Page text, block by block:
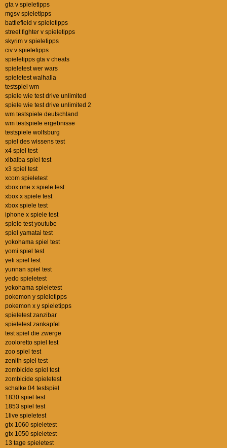
gta v spieletipps
mgsv spieletipps
battlefield v spieletipps
street fighter v spieletipps
skyrim v spieletipps
civ v spieletipps
spieletipps gta v cheats
spieletest wer wars
spieletest walhalla
testspiel wm
spiele wie test drive unlimited
spiele wie test drive unlimited 2
wm testspiele deutschland
wm testspiele ergebnisse
testspiele wolfsburg
spiel des wissens test
x4 spiel test
xibalba spiel test
x3 spiel test
xcom spieletest
xbox one x spiele test
xbox x spiele test
xbox spiele test
iphone x spiele test
spiele test youtube
spiel yamatai test
yokohama spiel test
yomi spiel test
yeti spiel test
yunnan spiel test
yedo spieletest
yokohama spieletest
pokemon y spieletipps
pokemon x y spieletipps
spieletest zanzibar
spieletest zankapfel
test spiel die zwerge
zooloretto spiel test
zoo spiel test
zenith spiel test
zombicide spiel test
zombicide spieletest
schalke 04 testspiel
1830 spiel test
1853 spiel test
1live spieletest
gtx 1060 spieletest
gtx 1050 spieletest
13 tage spieletest